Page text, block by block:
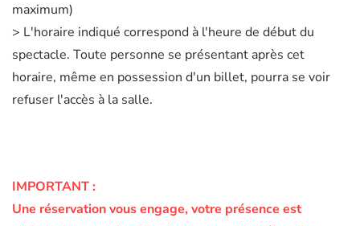
maximum)
> L'horaire indiqué correspond à l'heure de début du
spectacle. Toute personne se présentant après cet
horaire, même en possession d'un billet, pourra se voir
refuser l'accès à la salle.
IMPORTANT :
Une réservation vous engage, votre présence est